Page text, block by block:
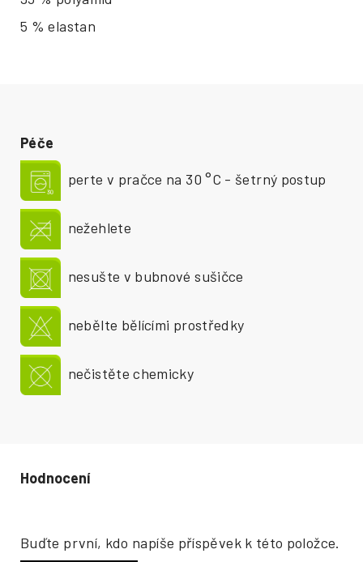
Buďte první, kdo napíše příspěvek k této položce.
Péče
perte v pračce na 30 °C - šetrný postup
nežehlete
nesušte v bubnové sušičce
nebělte bělícími prostředky
nečistěte chemicky
5 % elastan